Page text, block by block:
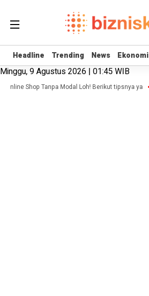
Headline Trending News Ekonomi
Headline Trending News Ekonomi
Minggu, 9 Agustus 2026 | 01:45 WIB
Online Shop Tanpa Modal Loh! Berikut tipsnya ya